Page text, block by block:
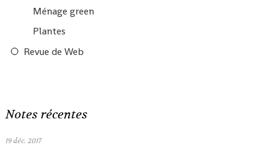
Ménage green
Plantes
Revue de Web
Notes récentes
19 déc. 2017